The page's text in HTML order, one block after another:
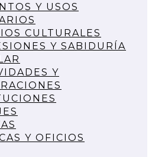
Y USOS
CULTURALES
Y SABIDURÍA
Y
Y OFICIOS